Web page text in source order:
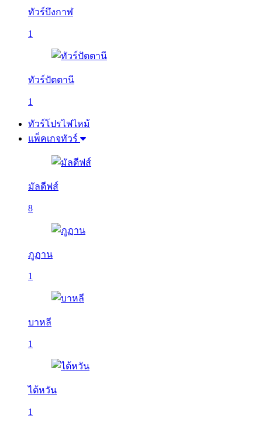
ทัวร์บึงกาฬ
1
ทัวร์ปัตตานี
1
ทัวร์โปรไฟไหม้
แพ็คเกจทัวร์
มัลดีฟส์
8
ภูฏาน
1
บาหลี
1
ไต้หวัน
1